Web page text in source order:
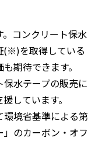
コンクリート保水
(※)を取得している
期待できます。
水テープの販売に
しています。
環境省基準による第
のカーボン・オフ